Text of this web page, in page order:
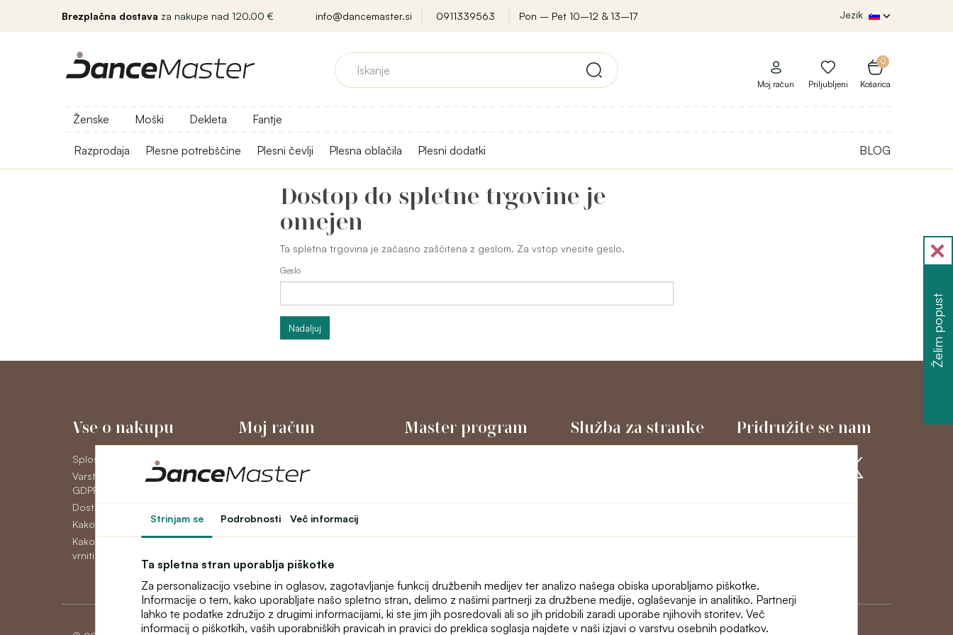
Strinjam se Podrobnosti Več informacij
Ta spletna stran uporablja piškotke
Za personalizacijo vsebine in oglasov, zagotavljanje funkcij družbenih medijev ter analizo našega obiska uporabljamo piškotke.
Informacije o tem, kako uporabljate našo spletno stran, delimo z našimi partnerji za družbene medije, oglaševanje in analitiko. Partnerji
lahko te podatke združijo z drugimi informacijami, ki ste jim jih posredovali ali so jih pridobili zaradi uporabe njihovih storitev. Več
informacij o piškotkih, vaših uporabniških pravicah in pravici do preklica soglasja najdete v naši izjavi o varstvu osebnih podatkov.
Brezplačna dostava za nakupe nad 120.00 € info@dancemaster.si 0911339563 Pon – Pet 10–12 & 13–17 Jezik
0
Košarica
Moj račun Priljubljeni
Ženske Moški Dekleta Fantje
Razprodaja Plesne potrebščine Plesni čevlji Plesna oblačila Plesni dodatki BLOG
Dostop do spletne trgovine je
omejen
Ta spletna trgovina je začasno zaščitena z geslom. Za vstop vnesite geslo.
Geslo
Nadaljuj
Vse o nakupu
Splošni poslovni pogoji
Varstvo osebnih podatkov
GDPR
Dostava
Kako plačati
Kako reklamirati, zamenjati ali
vrniti blago
Moj račun
Zgodovina naročil
Master program Služba za stranke Pridružite se nam
Želim popust